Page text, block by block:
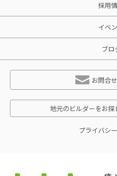
採用
イベ
ブロ
お問合
地元のビルダーをお
プライバシ